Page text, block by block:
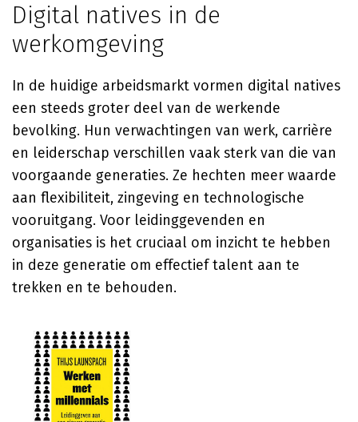
Digital natives in de
werkomgeving
In de huidige arbeidsmarkt vormen digital natives
een steeds groter deel van de werkende
bevolking. Hun verwachtingen van werk, carrière
en leiderschap verschillen vaak sterk van die van
voorgaande generaties. Ze hechten meer waarde
aan flexibiliteit, zingeving en technologische
vooruitgang. Voor leidinggevenden en
organisaties is het cruciaal om inzicht te hebben
in deze generatie om effectief talent aan te
trekken en te behouden.